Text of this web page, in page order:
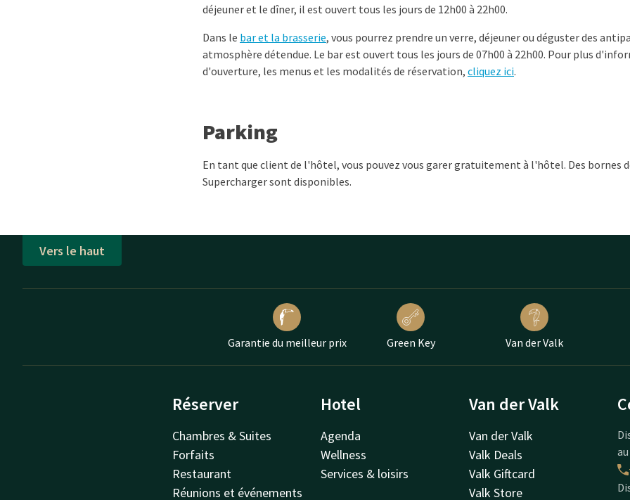
déjeuner et le dîner, il est ouvert tous les jours de 12h00 à 22h00.
Dans le bar et la brasserie, vous pourrez prendre un verre, déjeuner ou déguster des
atmosphère détendue. Le bar est ouvert tous les jours de 07h00 à 22h00. Pour plus
d'ouverture, les menus et les modalités de réservation, cliquez ici.
Parking
En tant que client de l'hôtel, vous pouvez vous garer gratuitement à l'hôtel. Des bornes
Supercharger sont disponibles.
Vers le haut
Garantie du meilleur prix Green Key Van der Valk
Réserver
Chambres & Suites
Forfaits
Restaurant
Réunions et événements
Hotel
Agenda
Wellness
Services & loisirs
Van der Valk
Van der Valk
Valk Deals
Valk Giftcard
Valk Store